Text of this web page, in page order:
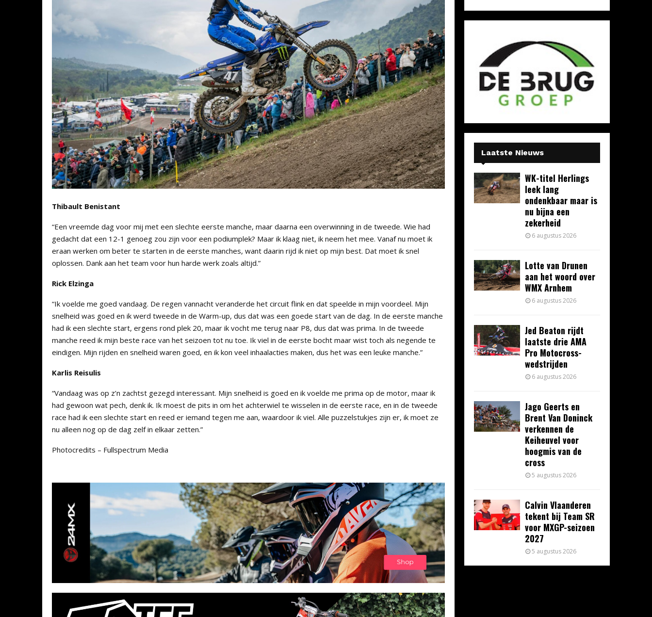
Thibault Benistant
“Een vreemde dag voor mij met een slechte eerste manche, maar daarna een overwinning in de tweede. Wie had
gedacht dat een 12-1 genoeg zou zijn voor een podiumplek? Maar ik klaag niet, ik neem het mee. Vanaf nu moet ik
eraan werken om beter te starten in de eerste manches, want daarin rijd ik niet op mijn best. Dat moet ik snel
oplossen. Dank aan het team voor hun harde werk zoals altijd.”
Rick Elzinga
“Ik voelde me goed vandaag. De regen vannacht veranderde het circuit flink en dat speelde in mijn voordeel. Mijn
snelheid was goed en ik werd tweede in de Warm-up, dus dat was een goede start van de dag. In de eerste manche
had ik een slechte start, ergens rond plek 20, maar ik vocht me terug naar P8, dus dat was prima. In de tweede
manche reed ik mijn beste race van het seizoen tot nu toe. Ik viel in de eerste bocht maar wist toch als negende te
eindigen. Mijn rijden en snelheid waren goed, en ik kon veel inhaalacties maken, dus het was een leuke manche.”
Karlis Reisulis
“Vandaag was op z’n zachtst gezegd interessant. Mijn snelheid is goed en ik voelde me prima op de motor, maar ik
had gewoon wat pech, denk ik. Ik moest de pits in om het achterwiel te wisselen in de eerste race, en in de tweede
race had ik een slechte start en reed er iemand tegen me aan, waardoor ik viel. Alle puzzelstukjes zijn er, ik moet ze
nu alleen nog op de dag zelf in elkaar zetten.”
Photocredits – Fullspectrum Media
Laatste Nieuws
WK-titel Herlings
leek lang
ondenkbaar maar is
nu bijna een
zekerheid
6 augustus 2026
Lotte van Drunen
aan het woord over
WMX Arnhem
6 augustus 2026
Jed Beaton rijdt
laatste drie AMA
Pro Motocross-
wedstrijden
6 augustus 2026
Jago Geerts en
Brent Van Doninck
verkennen de
Keiheuvel voor
hoogmis van de
cross
5 augustus 2026
Calvin Vlaanderen
tekent bij Team SR
voor MXGP-seizoen
2027
5 augustus 2026